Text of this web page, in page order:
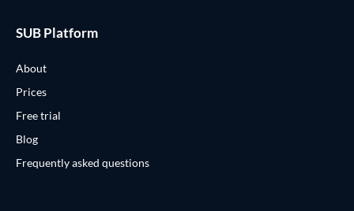
SUB Platform
About
Prices
Free trial
Blog
Frequently asked questions